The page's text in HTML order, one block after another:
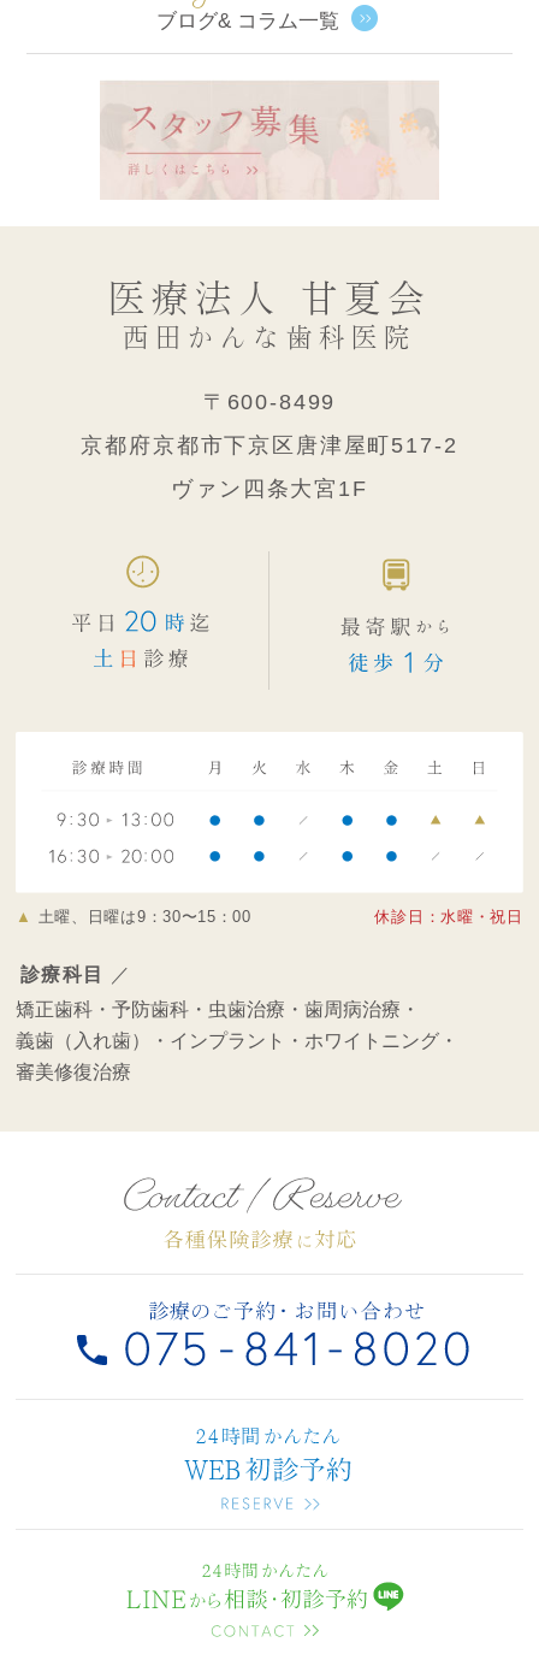
ブログ& コラム一覧
医療法人 甘夏会
西田かんな歯科医院
〒600-8499
京都府京都市下京区唐津屋町517-2
ヴァン四条大宮1F
▲ 土曜、日曜は9：30〜15：00 休診日：水曜・祝日
診療科目
／
矯正歯科・予防歯科・ 虫歯治療・歯周病治療・
義歯（入れ歯）・ インプラント・ ホワイトニング・
審美修復治療